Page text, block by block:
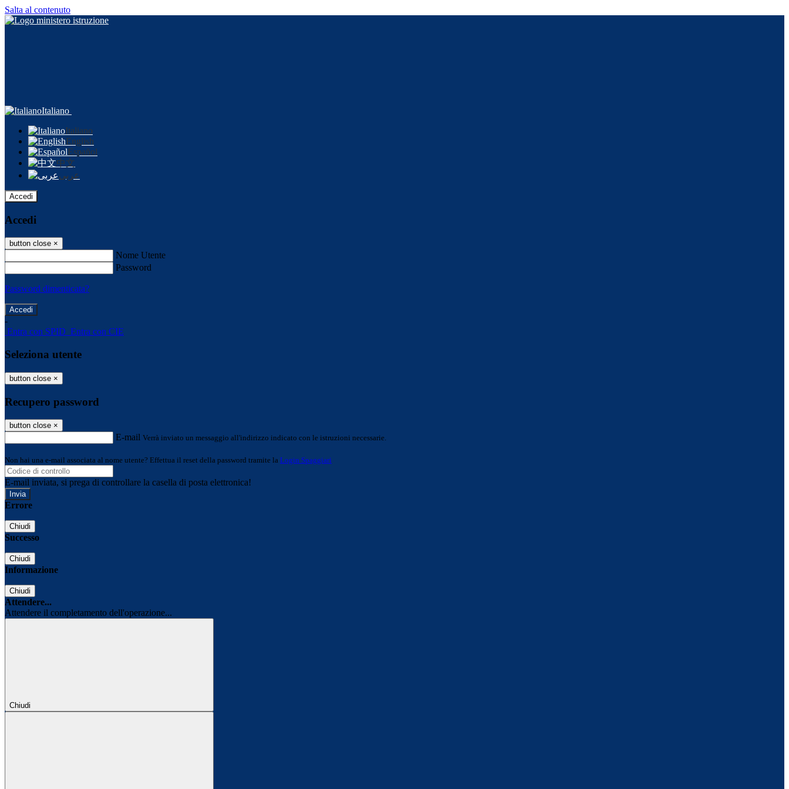
Salta al contenuto
Italiano
Italiano
English
Español
中文
عربى
Accedi
Accedi
button close ×
Nome Utente
Password
Password dimenticata?
-
Entra con SPID Entra con CIE
Seleziona utente
button close ×
Recupero password
button close ×
E-mail Verrà inviato un messaggio all'indirizzo indicato con le istruzioni necessarie.
Non hai una e-mail associata al nome utente? Effettua il reset della password tramite la Login Spaggiari
E-mail inviata, si prega di controllare la casella di posta elettronica!
Errore
Chiudi
Successo
Chiudi
Informazione
Chiudi
Attendere...
Attendere il completamento dell'operazione...
Chiudi